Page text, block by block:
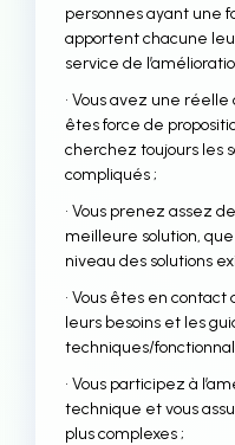
personnes ayant une
apportent chacune
service de
• Vous avez une
êtes force de
cherchez toujours les
compliqués ;
• Vous prenez assez
meilleure solution,
niveau des solutions
• Vous êtes en
leurs besoins et les
techniques/
• Vous participez à
technique et vous
plus complexes ;